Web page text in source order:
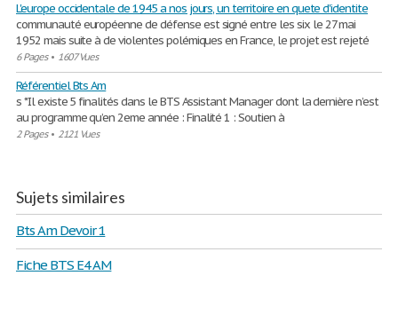
L'europe occidentale de 1945 a nos jours, un territoire en quete d'identite
communauté européenne de défense est signé entre les six le 27 mai
1952 mais suite à de violentes polémiques en France, le projet est rejeté
6 Pages• 1607 Vues
Référentiel Bts Am
s *Il existe 5 finalités dans le BTS Assistant Manager dont la dernière n’est
au programme qu’en 2eme année : Finalité 1 : Soutien à
2 Pages• 2121 Vues
Sujets similaires
Bts Am Devoir 1
Fiche BTS E4 AM